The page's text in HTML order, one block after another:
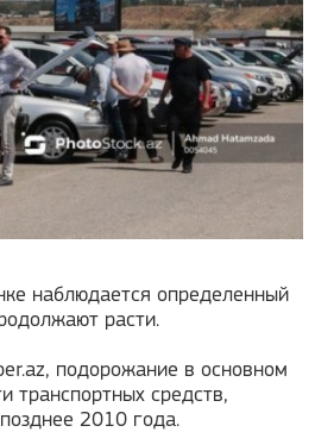
наблюдается определенный
расти.
подорожание в основном
транспортных средств,
2010 года.